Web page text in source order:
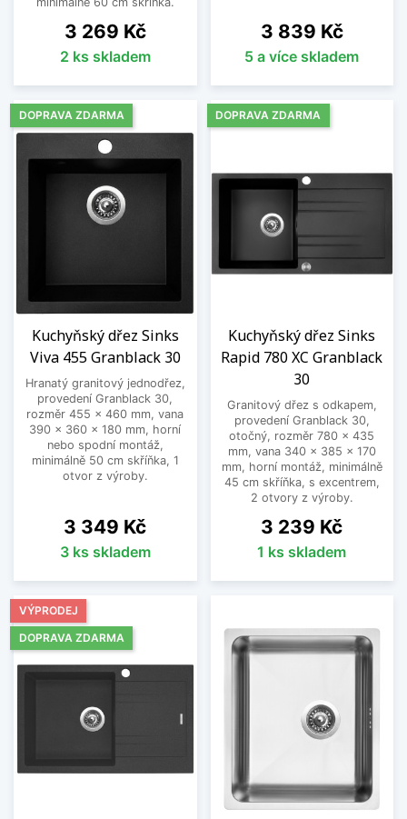
Cena
3 269 Kč
2 ks skladem
Cena
3 839 Kč
5 a více skladem
Kuchyňský dřez Sinks
Viva 455 Granblack 30
Hranatý granitový jednodřez,
provedení Granblack 30,
rozměr 455 x 460 mm, vana
390 x 360 x 180 mm, horní
nebo spodní montáž,
minimálně 50 cm skříňka, 1
otvor z výroby.
Cena
3 349 Kč
3 ks skladem
DOPRAVA ZDARMA
Kuchyňský dřez Sinks
Rapid 780 XC Granblack
30
Granitový dřez s odkapem,
provedení Granblack 30,
otočný, rozměr 780 x 435
mm, vana 340 x 385 x 170
mm, horní montáž, minimálně
45 cm skříňka, s excentrem,
2 otvory z výroby.
Cena
3 239 Kč
1 ks skladem
DOPRAVA ZDARMA
VÝPRODEJ
DOPRAVA ZDARMA